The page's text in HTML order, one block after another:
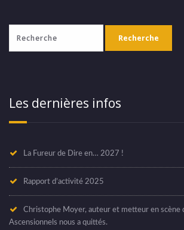
Les dernières infos
La Fureur de Dire en… 2027 !
Rapport d’activité 2025
Christophe Moyer, auteur et metteur en scène
Ascensionnels nous a quittés.